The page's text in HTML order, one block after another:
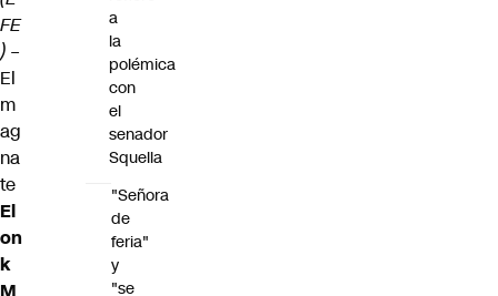
FE
) –
El
m
ag
na
te
El
on
k
a
la
polémica
con
el
senador
Squella
"Señora
de
feria"
y
"se